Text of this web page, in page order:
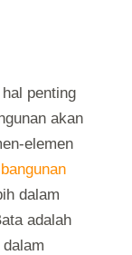
penting
akan
elemen
dalam
adalah